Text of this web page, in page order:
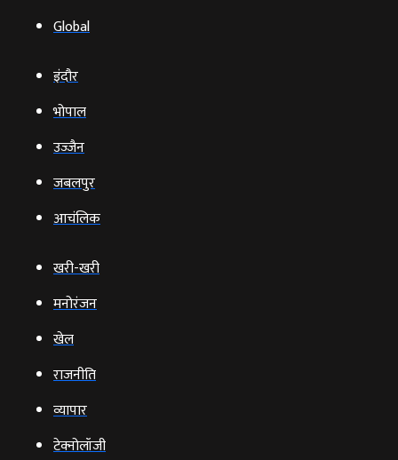
Global
इंदौर
भोपाल
उज्‍जैन
जबलपुर
आचंलिक
खरी-खरी
मनोरंजन
खेल
राजनीति
व्‍यापार
टेक्‍नोलॉजी